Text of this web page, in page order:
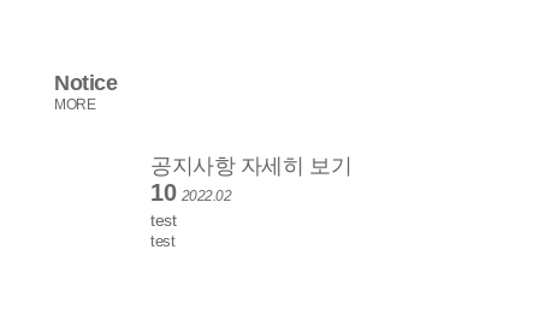
Notice
MORE
공지사항 자세히 보기
10 2022.02
test
test